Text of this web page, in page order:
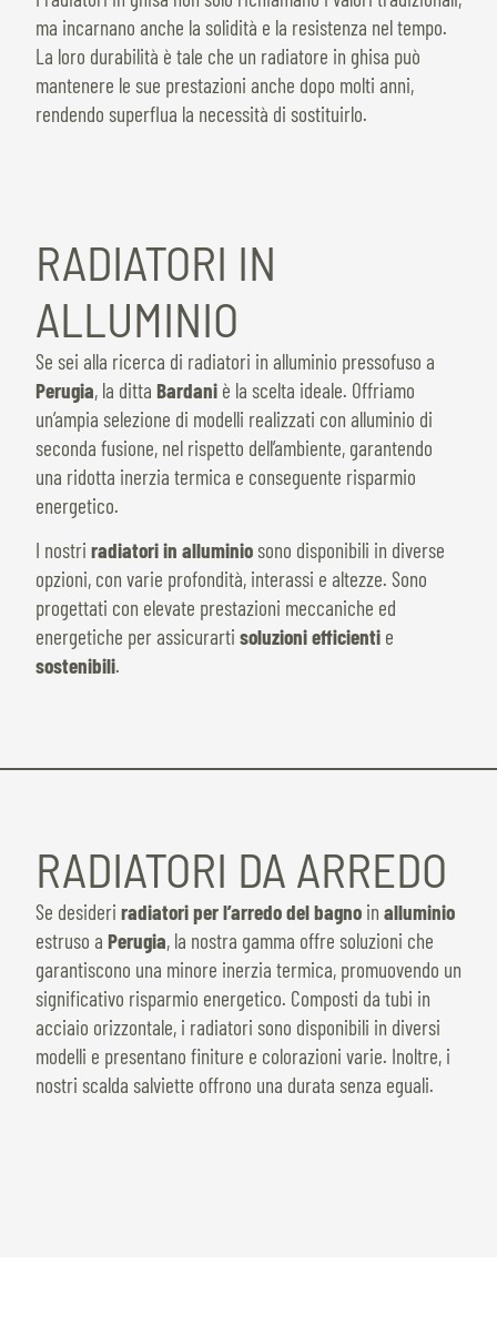
ma incarnano anche la solidità e la resistenza nel tempo.
La loro durabilità è tale che un radiatore in ghisa può
mantenere le sue prestazioni anche dopo molti anni,
rendendo superflua la necessità di sostituirlo.
RADIATORI IN
ALLUMINIO
Se sei alla ricerca di radiatori in alluminio pressofuso a
Perugia, la ditta Bardani è la scelta ideale. Offriamo
un’ampia selezione di modelli realizzati con alluminio di
seconda fusione, nel rispetto dell’ambiente, garantendo
una ridotta inerzia termica e conseguente risparmio
energetico.
I nostri radiatori in alluminiosono disponibili in diverse
opzioni, con varie profondità, interassi e altezze. Sono
progettati con elevate prestazioni meccaniche ed
energetiche per assicurarti soluzioni efficienti e
sostenibili.
RADIATORI DA ARREDO
Se desideri radiatori per l’arredo del bagno in alluminio
estruso a Perugia, la nostra gamma offre soluzioni che
garantiscono una minore inerzia termica, promuovendo un
significativo risparmio energetico. Composti da tubi in
acciaio orizzontale, i radiatori sono disponibili in diversi
modelli e presentano finiture e colorazioni varie. Inoltre, i
nostri scalda salviette offrono una durata senza eguali.